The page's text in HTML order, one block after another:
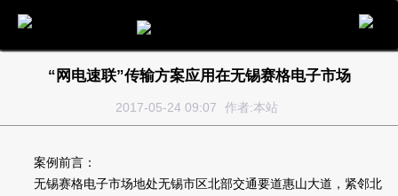
“网电速联”传输方案应用在无锡赛格电子市场
2017-05-24 09:07 作者:本站
案例前言：
无锡赛格电子市场地处无锡市区北部交通要道惠山大道，紧邻北
电话 留言